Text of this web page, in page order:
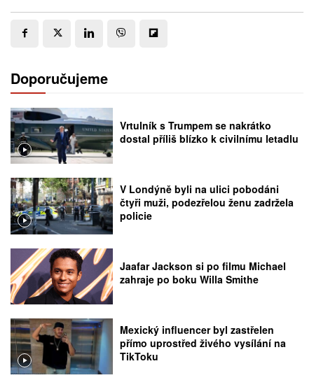
Doporučujeme
Vrtulník s Trumpem se nakrátko
dostal příliš blízko k civilnímu letadlu
V Londýně byli na ulici pobodáni
čtyři muži, podezřelou ženu zadržela
policie
Jaafar Jackson si po filmu Michael
zahraje po boku Willa Smithe
Mexický influencer byl zastřelen
přímo uprostřed živého vysílání na
TikToku